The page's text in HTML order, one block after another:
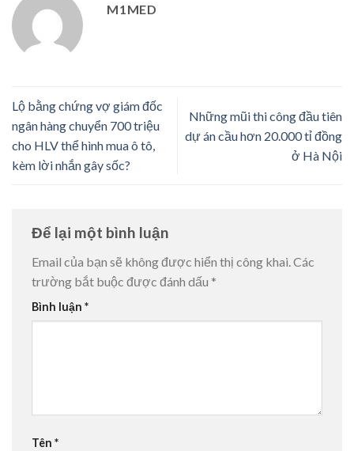
M1MED
Lộ bằng chứng vợ giám đốc
ngân hàng chuyển 700 triệu
cho HLV thể hình mua ô tô,
kèm lời nhắn gây sốc?
Những mũi thi công đầu tiên
dự án cầu hơn 20.000 tỉ đồng
ở Hà Nội
Để lại một bình luận
Email của bạn sẽ không được hiển thị công khai.Các
trường bắt buộc được đánh dấu *
Bình luận *
Tên *